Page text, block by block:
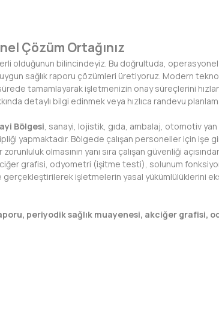
Çözüm Ortağınız
olduğunun bilincindeyiz. Bu doğrultuda,
sağlık raporu çözümleri üretiyoruz. Modern
tamamlayarak işletmenizin onay süreçlerini
detaylı bilgi edinmek veya hızlıca randevu
Bölgesi, sanayi, lojistik, gıda, ambalaj, otomotiv yan
yapmaktadır. Bölgede çalışan personeller için işe
olmasının yanı sıra çalışan güvenliği
grafisi, odyometri (işitme testi), solunum
işletmelerin yasal yükümlülüklerini
periyodik sağlık muayenesi, akciğer grafisi,